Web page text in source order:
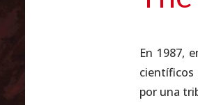
En 1987,
por una